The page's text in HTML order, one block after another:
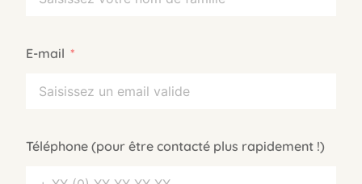
E-mail
Téléphone (pour être contacté plus rapidement !)